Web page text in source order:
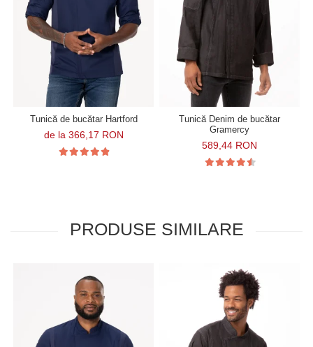
Tunică de bucătar Hartford
de la 366,17 RON
Tunică Denim de bucătar
Gramercy
589,44 RON
PRODUSE SIMILARE